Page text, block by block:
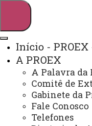
Webmail
Arquivo
Início -
A PROEX
A Palavra da
Comitê de
Gabinete da
Fale Conosco
Telefones